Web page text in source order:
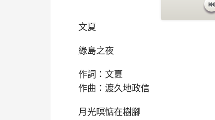
文夏
綠島之夜
作詞：文夏
作曲：渡久地政信
月光暝惦在樹腳